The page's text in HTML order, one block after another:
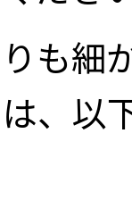
も細
、以